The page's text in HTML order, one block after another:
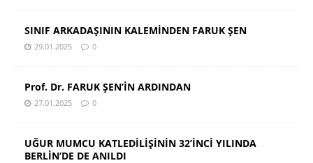
SINIF ARKADAŞININ KALEMİNDEN FARUK ŞEN
29.01.2025 0
Prof. Dr. FARUK ŞEN’İN ARDINDAN
27.01.2025 0
UĞUR MUMCU KATLEDİLİŞİNİN 32’İNCİ YILINDA
BERLİN’DE DE ANILDI